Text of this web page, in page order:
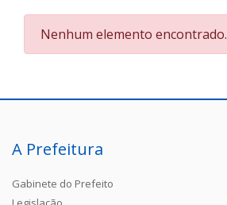
Nenhum elemento encontrado.
A Prefeitura
Gabinete do Prefeito